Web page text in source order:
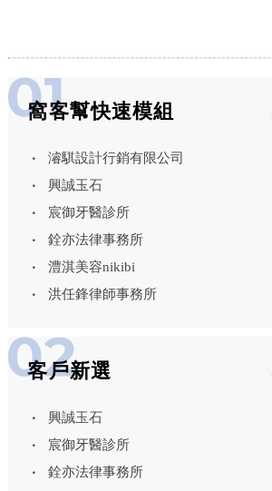
窩客幫快速模組
濬騏設計行銷有限公司
興誠玉石
宸御牙醫診所
銓亦法律事務所
澧淇美容nikibi
洪任鋒律師事務所
客戶新選
興誠玉石
宸御牙醫診所
銓亦法律事務所